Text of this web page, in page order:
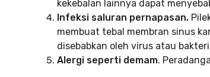
kekebalan lainnya dapat
Infeksi saluran pernapasan.
membuat tebal membran sinus
disebabkan oleh virus atau
Alergi seperti demam.